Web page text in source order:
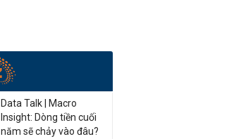
Data Talk | Macro
Insight: Dòng tiền cuối
năm sẽ chảy vào đâu?